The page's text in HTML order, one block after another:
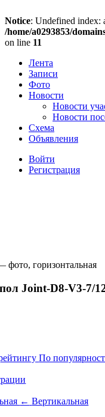
Notice: Undefined index:
/home/a0293853/
on line 11
Лента
Записи
Фото
Новости
Новости
Новости
Схема
Объявления
Войти
Регистрация
горизонтальная
Joint-D8-V3-7/
По
← Вертикальная